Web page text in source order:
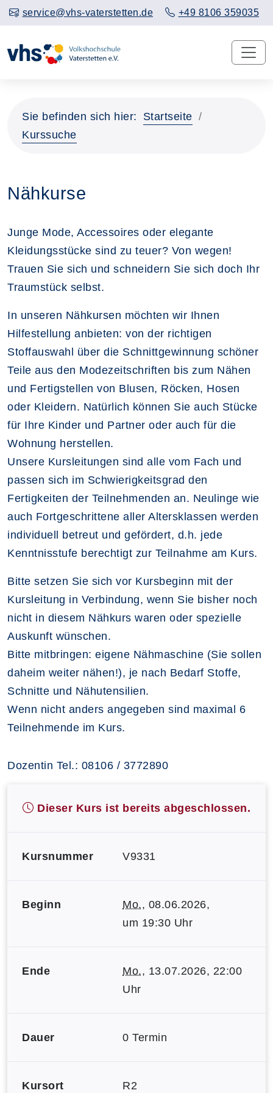
service@vhs-vaterstetten.de +49 8106 359035
Sie befinden sich hier:
Startseite
Kurssuche
Nähkurse
Junge Mode, Accessoires oder elegante
Kleidungsstücke sind zu teuer? Von wegen!
Trauen Sie sich und schneidern Sie sich doch Ihr
Traumstück selbst.
In unseren Nähkursen möchten wir Ihnen
Hilfestellung anbieten: von der richtigen
Stoffauswahl über die Schnittgewinnung schöner
Teile aus den Modezeitschriften bis zum Nähen
und Fertigstellen von Blusen, Röcken, Hosen
oder Kleidern. Natürlich können Sie auch Stücke
für Ihre Kinder und Partner oder auch für die
Wohnung herstellen.
Unsere Kursleitungen sind alle vom Fach und
passen sich im Schwierigkeitsgrad den
Fertigkeiten der Teilnehmenden an. Neulinge wie
auch Fortgeschrittene aller Altersklassen werden
individuell betreut und gefördert, d.h. jede
Kenntnisstufe berechtigt zur Teilnahme am Kurs.
Bitte setzen Sie sich vor Kursbeginn mit der
Kursleitung in Verbindung, wenn Sie bisher noch
nicht in diesem Nähkurs waren oder spezielle
Auskunft wünschen.
Bitte mitbringen: eigene Nähmaschine (Sie sollen
daheim weiter nähen!), je nach Bedarf Stoffe,
Schnitte und Nähutensilien.
Wenn nicht anders angegeben sind maximal 6
Teilnehmende im Kurs.
Dozentin Tel.: 08106 / 3772890
Dieser Kurs ist bereits abgeschlossen.
Kursnummer V9331
Beginn Mo., 08.06.2026,
um 19:30 Uhr
Ende Mo., 13.07.2026, 22:00
Uhr
Dauer 0 Termin
Kursort R2